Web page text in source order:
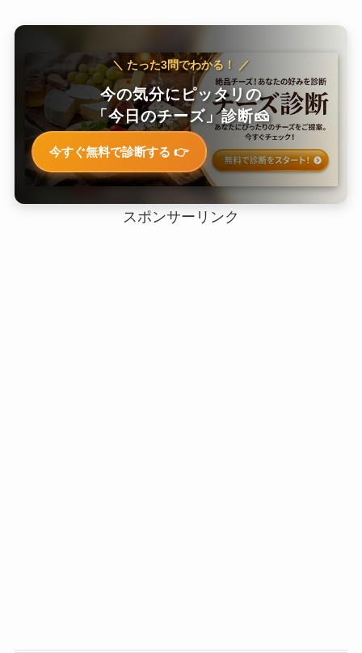
＼ たった3問でわかる！ ／
今の気分にピッタリの
「今日のチーズ」診断🧀
今すぐ無料で診断する 👉
スポンサーリンク